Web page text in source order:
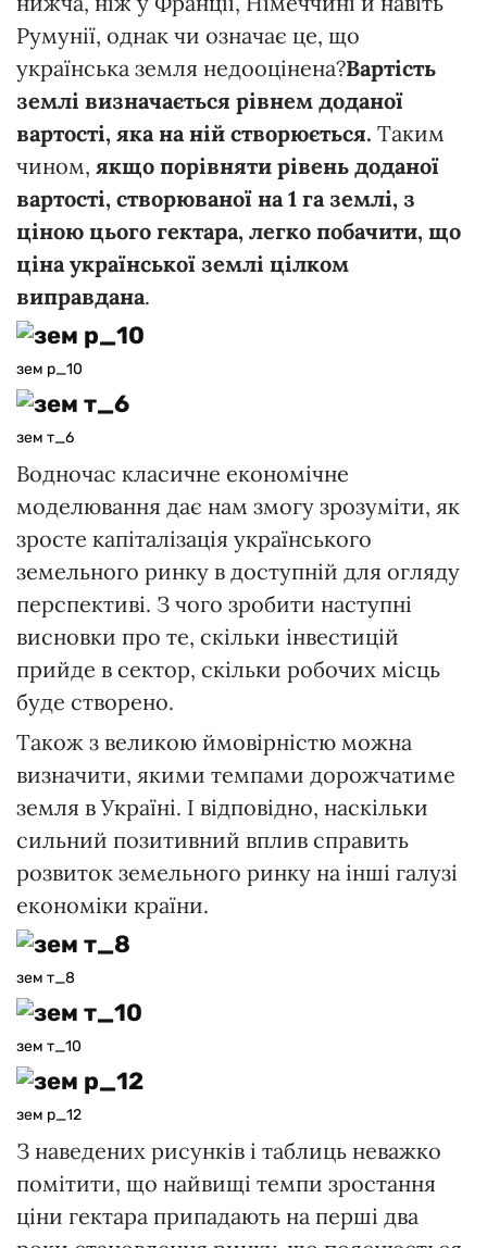
Румунії, однак чи означає це, що
українська земля недооцінена?Вартість
землі визначається рівнем доданої
вартості, яка на ній створюється. Таким
чином, якщо порівняти рівень доданої
вартості, створюваної на 1 га землі, з
ціною цього гектара, легко побачити, що
ціна української землі цілком
виправдана.
зем р_10
зем т_6
Водночас класичне економічне
моделювання дає нам змогу зрозуміти, як
зросте капіталізація українського
земельного ринку в доступній для огляду
перспективі. З чого зробити наступні
висновки про те, скільки інвестицій
прийде в сектор, скільки робочих місць
буде створено.
Також з великою ймовірністю можна
визначити, якими темпами дорожчатиме
земля в Україні. І відповідно, наскільки
сильний позитивний вплив справить
розвиток земельного ринку на інші галузі
економіки країни.
зем т_8
зем т_10
зем р_12
З наведених рисунків і таблиць неважко
помітити, що найвищі темпи зростання
ціни гектара припадають на перші два